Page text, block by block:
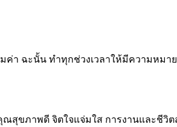
ค่า ฉะนั้น ทำทุกช่วงเวลาให้มีความหม
ณสุขภาพดี จิตใจแจ่มใส การงานและชีวิ